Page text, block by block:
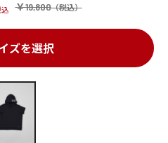
￥19,800
ズを選択